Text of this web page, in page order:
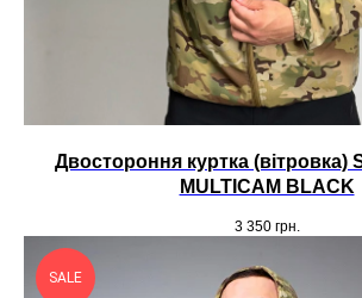
Двостороння куртка (вітровка)
MULTICAM BLACK
3 350 грн.
SALE